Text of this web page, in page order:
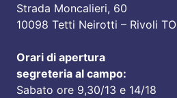
Strada Moncalieri, 60
10098 Tetti Neirotti – Rivoli TO
Orari di apertura
segreteria al campo:
Sabato ore 9,30/13 e 14/18